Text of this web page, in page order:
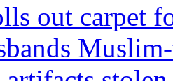
out carpet